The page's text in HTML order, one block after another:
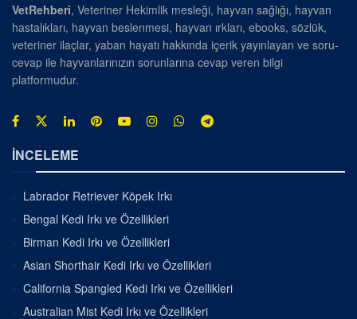
VetRehberi, Veteriner Hekimlik mesleği, hayvan sağlığı, hayvan
hastalıkları, hayvan beslenmesi, hayvan ırkları, ebooks, sözlük,
veteriner ilaçlar, yaban hayatı hakkında içerik yayınlayan ve soru-
cevap ile hayvanlarınızın sorunlarına cevap veren bilgi
platformudur.
İNCELEME
Labrador Retriever Köpek Irkı
Bengal Kedi Irkı ve Özellikleri
Birman Kedi Irkı ve Özellikleri
Asian Shorthair Kedi Irkı ve Özellikleri
California Spangled Kedi Irkı ve Özellikleri
Australian Mist Kedi Irkı ve Özellikleri